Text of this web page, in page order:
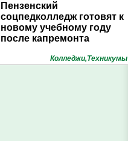
Пензенский
соцпедколледж готовят к
новому учебному году
после капремонта
Колледжи,Техникумы